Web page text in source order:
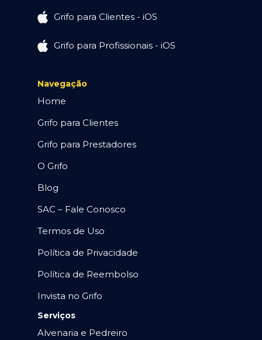
Grifo para Clientes - iOS
Grifo para Profissionais - iOS
Navegação
Home
Grifo para Clientes
Grifo para Prestadores
O Grifo
Blog
SAC – Fale Conosco
Termos de Uso
Política de Privacidade
Política de Reembolso
Invista no Grifo
Serviços
Alvenaria e Pedreiro